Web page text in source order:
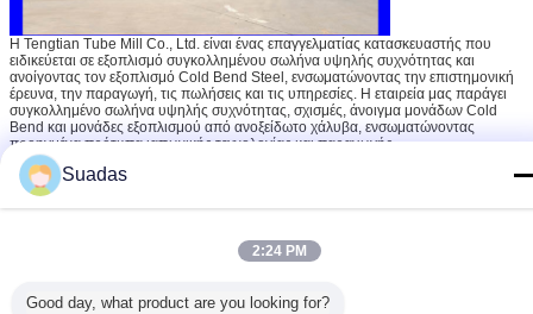
Η Tengtian Tube Mill Co., Ltd. είναι ένας επαγγελματίας κατασκευαστής που
ειδικεύεται σε εξοπλισμό συγκολλημένου σωλήνα υψηλής συχνότητας και
ανοίγοντας τον εξοπλισμό Cold Bend Steel, ενσωματώνοντας την επιστημονική
έρευνα, την παραγωγή, τις πωλήσεις και τις υπηρεσίες. Η εταιρεία μας παράγει
συγκολλημένο σωλήνα υψηλής συχνότητας, σχισμές, άνοιγμα μονάδων Cold
Bend και μονάδες εξοπλισμού από ανοξείδωτο χάλυβα, ενσωματώνοντας
προηγμένα πρότυπα ιαπωνικής τεχνολογίας και παραγωγής.
Με ισχυρές τεχνικές δυνατότητες και δυναμική ομάδα, τα προϊόντα μας έχουν
αποκτήσει σημαντικό εγχώριο μερίδιο αγοράς και εξάγονται σε δεκάδες χώρες,
όπως η Κορέα, το Βιετνάμ, η Ινδονησία, η Νότια Αφρική και το Καζακστάν.
Δεσμευόμαστε για την ποιότητα των προϊόντων και την αριστεία των υπηρεσιών,
πώληση, την πώληση και την πώληση.
Suadas
2:24 PM
Good day, what product are you looking for?